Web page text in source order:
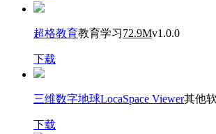
超格教育教育学习72.9Mv1.0.0
下载
三维数字地球LocaSpace Viewer其他
下载